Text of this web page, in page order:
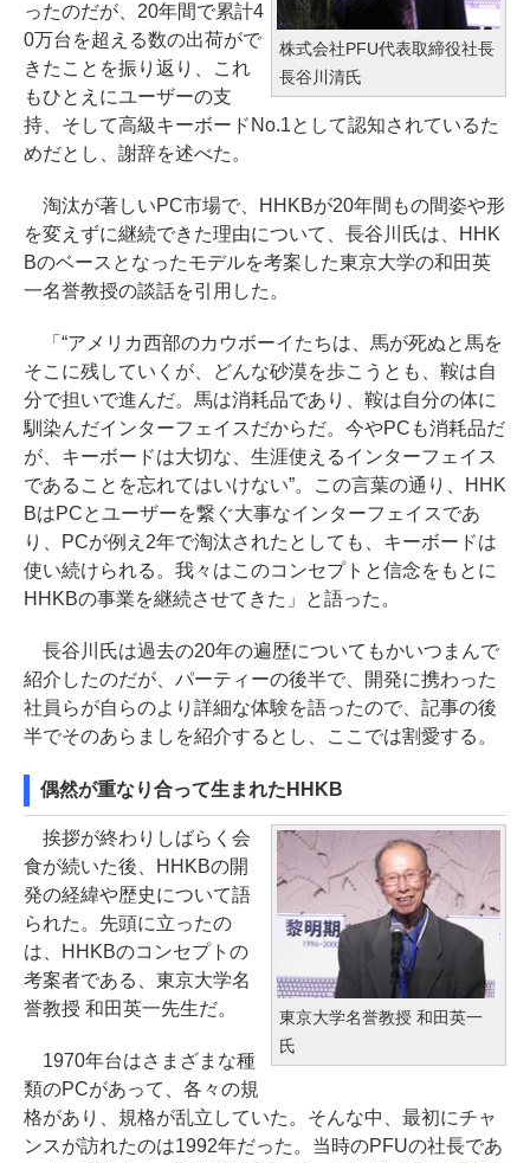
株式会社PFU代表取締役社長
長谷川清氏
ったのだが、20年間で累計4
0万台を超える数の出荷がで
きたことを振り返り、これ
もひとえにユーザーの支
持、そして高級キーボードNo.1として認知されているた
めだとし、謝辞を述べた。
淘汰が著しいPC市場で、HHKBが20年間もの間姿や形
を変えずに継続できた理由について、長谷川氏は、HHK
Bのベースとなったモデルを考案した東京大学の和田英
一名誉教授の談話を引用した。
「“アメリカ西部のカウボーイたちは、馬が死ぬと馬を
そこに残していくが、どんな砂漠を歩こうとも、鞍は自
分で担いで進んだ。馬は消耗品であり、鞍は自分の体に
馴染んだインターフェイスだからだ。今やPCも消耗品だ
が、キーボードは大切な、生涯使えるインターフェイス
であることを忘れてはいけない”。この言葉の通り、HHK
BはPCとユーザーを繋ぐ大事なインターフェイスであ
り、PCが例え2年で淘汰されたとしても、キーボードは
使い続けられる。我々はこのコンセプトと信念をもとに
HHKBの事業を継続させてきた」と語った。
長谷川氏は過去の20年の遍歴についてもかいつまんで
紹介したのだが、パーティーの後半で、開発に携わった
社員らが自らのより詳細な体験を語ったので、記事の後
半でそのあらましを紹介するとし、ここでは割愛する。
偶然が重なり合って生まれたHHKB
東京大学名誉教授 和田英一
氏
挨拶が終わりしばらく会
食が続いた後、HHKBの開
発の経緯や歴史について語
られた。先頭に立ったの
は、HHKBのコンセプトの
考案者である、東京大学名
誉教授 和田英一先生だ。
1970年台はさまざまな種
類のPCがあって、各々の規
格があり、規格が乱立していた。そんな中、最初にチャ
ンスが訪れたのは1992年だった。当時のPFUの社長であ